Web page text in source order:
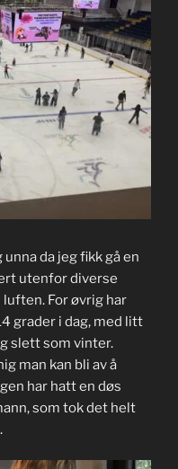
da jeg fikk gå en
utenfor diverse
For øvrig har
grader i dag, med litt
slett som vinter.
man kan bli av å
har hatt en døs
som tok det helt